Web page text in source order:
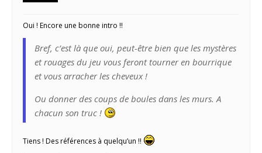
Oui ! Encore une bonne intro !!
Bref, c’est là que oui, peut-être bien que les mystères
et rouages du jeu vous feront tourner en bourrique
et vous arracher les cheveux !
Ou donner des coups de boules dans les murs. A
chacun son truc !
Tiens ! Des références à quelqu’un !!